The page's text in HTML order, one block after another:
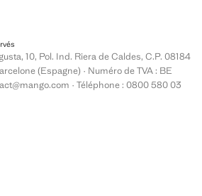
10, Pol. Ind. Riera de Caldes, C.P. 08184
(Espagne) · Numéro de TVA : BE
· Téléphone : 0800 580 03